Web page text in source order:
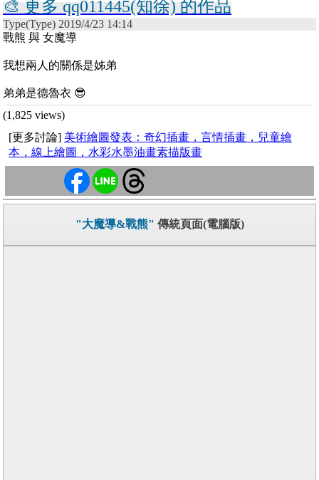
🎨 更多 qq011445(知徐) 的作品
Type(Type) 2019/4/23 14:14
戰熊 與 女魔導
我想兩人的關係是姊弟
弟弟是德魯衣 😎
(1,825 views)
[更多討論] 美術繪圖發表：奇幻插畫，言情插畫，兒童繪
本，線上繪圖，水彩水墨油畫素描版畫
"大魔導&戰熊" 傳統頁面(電腦版)